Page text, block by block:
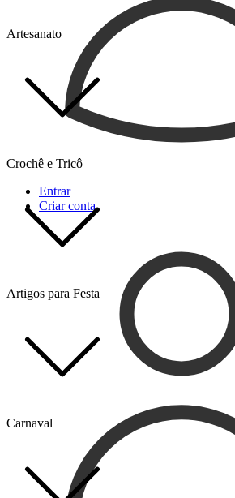
Artesanato
Crochê e Tricô
Artigos para Festa
Carnaval
Entrar
Criar conta